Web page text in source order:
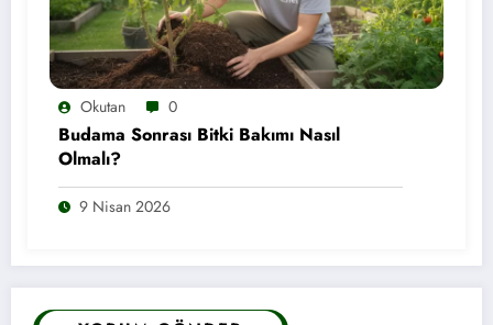
Okutan 0
Budama Sonrası Bitki Bakımı Nasıl
Olmalı?
9 Nisan 2026